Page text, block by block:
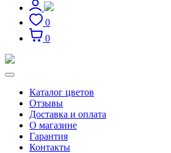
0
0
Каталог цветов
Отзывы
Доставка и оплата
О магазине
Гарантия
Контакты